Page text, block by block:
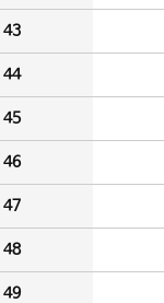
43
44
45
46
47
48
49